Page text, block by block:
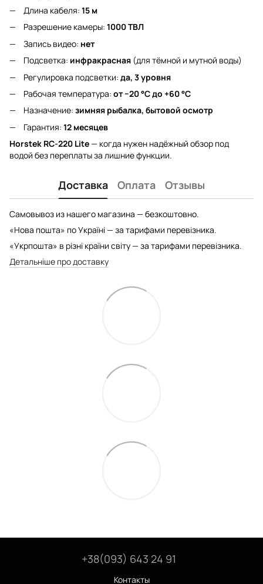
Длина кабеля: 15 м
Разрешение камеры: 1000 ТВЛ
Запись видео: нет
Подсветка: инфракрасная (для тёмной и мутной воды)
Регулировка подсветки: да, 3 уровня
Рабочая температура: от −20 °C до +60 °C
Назначение: зимняя рыбалка, бытовой осмотр
Гарантия: 12 месяцев
Horstek RC-220 Lite— когда нужен надёжный обзор под
водой без переплаты за лишние функции.
Доставка Оплата Отзывы
Самовывоз из нашего магазина — безкоштовно.
«Нова пошта» по Україні — за тарифами перевізника.
«Укрпошта» в різні країни світу — за тарифами перевізника.
Детальніше про доставку
+38(093) 643 24 91
Контакты